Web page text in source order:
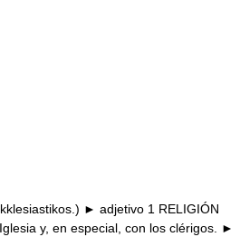
► adjetivo 1 RELIGIÓN
y, en especial, con los clérigos. ►